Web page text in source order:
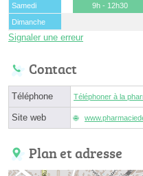
Samedi
9h - 12h30
Dimanche
Signaler une erreur
Contact
Téléphone Téléphoner à la
Site web
Plan et adresse